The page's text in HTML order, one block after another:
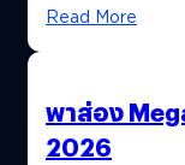
Read More
พาส่อง
2026